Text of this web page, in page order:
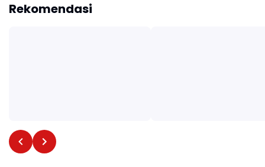
Rekomendasi